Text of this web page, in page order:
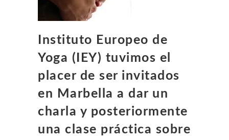
Instituto Europeo de
Yoga (IEY) tuvimos el
placer de ser invitados
en Marbella a dar un
charla y posteriormente
una clase práctica sobre